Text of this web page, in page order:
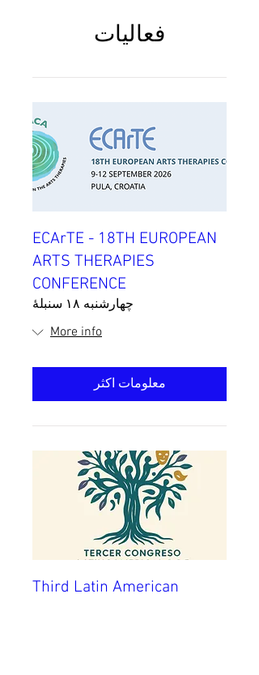
فعاليات
ECArTE - 18TH EUROPEAN
ARTS THERAPIES
CONFERENCE
چهارشنبه ۱۸ سنبلهٔ
More info
معلومات اكثر
Third Latin American